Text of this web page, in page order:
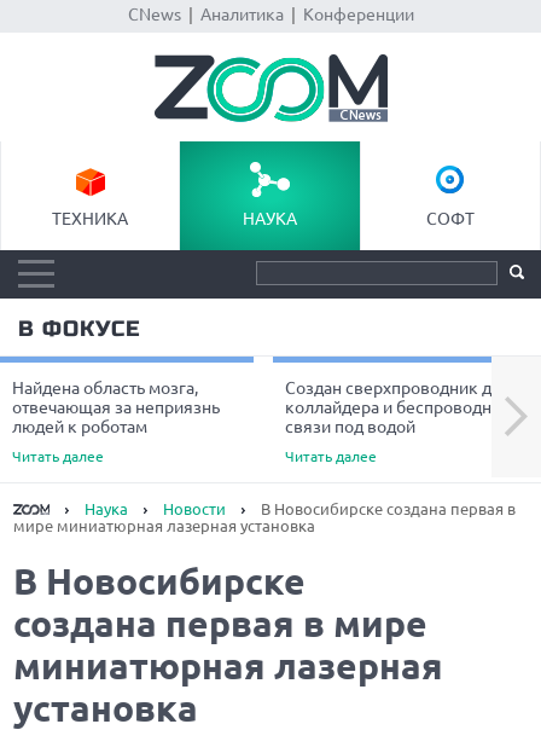
CNews| Аналитика| Конференции
ТЕХНИКА НАУКА СОФТ
В ФОКУСЕ
Найдена область мозга,
отвечающая за неприязнь
людей к роботам
Читать далее
Создан сверхпроводник для
коллайдера и беспроводной
связи под водой
Читать далее
Next
Наука Новости
В Новосибирске создана первая в
мире миниатюрная лазерная установка
В Новосибирске
создана первая в мире
миниатюрная лазерная
установка